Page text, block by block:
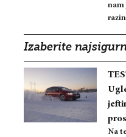
nam
Izaberite
Na